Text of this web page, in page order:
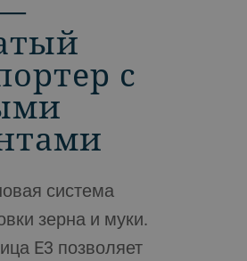
с
система
зерна и муки.
E3 позволяет